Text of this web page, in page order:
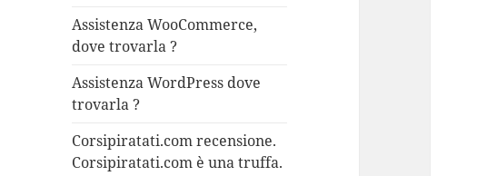
Assistenza WooCommerce,
dove trovarla ?
Assistenza WordPress dove
trovarla ?
Corsipiratati.com recensione.
Corsipiratati.com è una truffa.